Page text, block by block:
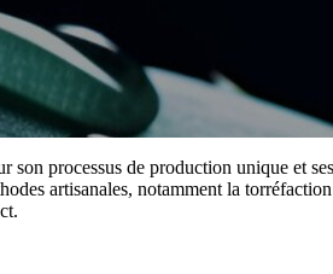
processus de production unique et
artisanales, notamment la